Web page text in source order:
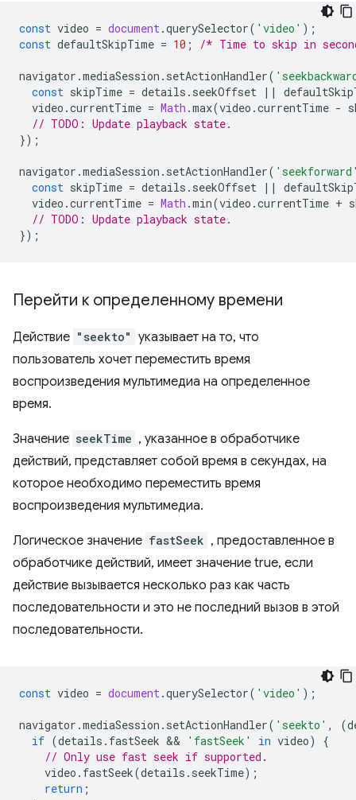
const video = document.querySelector( 'video' );
const defaultSkipTime = 10 ; /* Time to skip in
navigator .mediaSession . setActionHandler(
const skipTime = details . seekOffset ||
video .currentTime = Math .max(video .currentTime -
// TODO: Update playback state.
});
navigator .mediaSession . setActionHandler(
const skipTime = details . seekOffset ||
video .currentTime = Math .min(video .currentTime +
// TODO: Update playback state.
});
Перейти к определенному времени
Действие "seekto" указывает на то, что
пользователь хочет переместить время
воспроизведения мультимедиа на определенное
время.
Значение seekTime , указанное в обработчике
действий, представляет собой время в секундах, на
которое необходимо переместить время
воспроизведения мультимедиа.
Логическое значение fastSeek , предоставленное в
обработчике действий, имеет значение true, если
действие вызывается несколько раз как часть
последовательности и это не последний вызов в этой
последовательности.
const video = document.querySelector( 'video' );
navigator .mediaSession . setActionHandler( 'seekto' , (
if (details . fastSeek && 'fastSeek' in video)
{
// Only use fast seek if supported.
video . fastSeek(details . seekTime);
return ;